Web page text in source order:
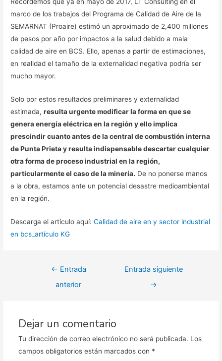
marco de los trabajos del Programa de Calidad de Aire de la
SEMARNAT (Proaire) estimó un aproximado de 2,400 millones
de pesos por año por impactos a la salud debido a mala
calidad de aire en BCS. Ello, apenas a partir de estimaciones,
en realidad el tamaño de la externalidad negativa podría ser
mucho mayor.
Solo por estos resultados preliminares y externalidad
estimada,resulta urgente modificar la forma en que se
genera energía eléctrica en la región y ello implica
prescindir cuanto antes de la central de combustión interna
de Punta Prieta y resulta indispensable descartar cualquier
otra forma de proceso industrial en la región,
particularmente el caso de la minería. De no ponerse manos
a la obra, estamos ante un potencial desastre medioambiental
en la región.
Descarga el artículo aquí:Calidad de aire en y sector industrial
en bcs_artículo KG
Navegación
← Entrada
anterior
Entrada siguiente
→
Dejar un comentario
Tu dirección de correo electrónico no será publicada. Los
campos obligatorios están marcados con *